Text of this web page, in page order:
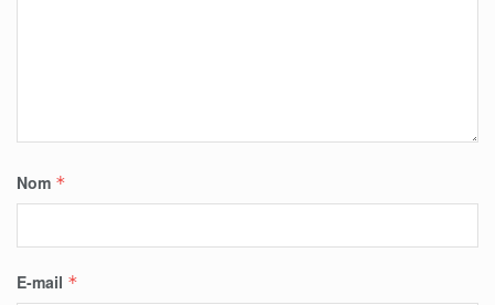
Nom *
E-mail *